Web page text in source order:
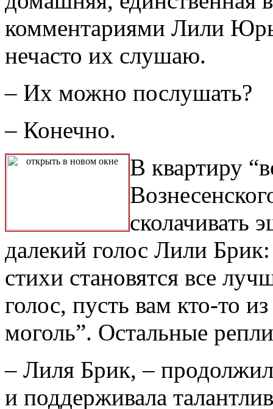
комментариями Лили
нечасто их слушаю.
– Их можно послушать?
– Конечно.
В квартиру
сколачивать
далекий голос Лили
стихи становятся все
голос, пусть вам кто-то
моголь”. Остальные
– Лиля Брик, –
и поддерживала